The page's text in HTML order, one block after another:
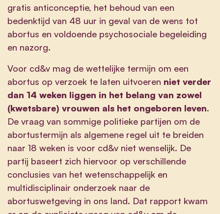
gratis anticonceptie, het behoud van een
bedenktijd van 48 uur in geval van de wens tot
abortus en voldoende psychosociale begeleiding
en nazorg.
Voor cd&v mag de wettelijke termijn om een
abortus op verzoek te laten uitvoeren niet verder
dan 14 weken liggen in het belang van zowel
(kwetsbare) vrouwen als het ongeboren leven.
De vraag van sommige politieke partijen om de
abortustermijn als algemene regel uit te breiden
naar 18 weken is voor cd&v niet wenselijk. De
partij baseert zich hiervoor op verschillende
conclusies van het wetenschappelijk en
multidisciplinair onderzoek naar de
abortuswetgeving in ons land. Dat rapport kwam